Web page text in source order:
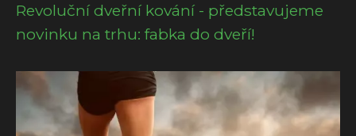
Revoluční dveřní kování - představujeme
novinku na trhu: fabka do dveří!